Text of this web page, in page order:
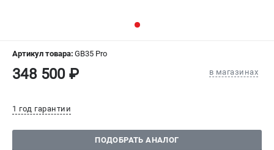
ИЗБРАННОЕ ( 0 )
Артикул товара: GB35 Pro
348 500 ₽ в магазинах
1 год гарантии
ПОДОБРАТЬ АНАЛОГ